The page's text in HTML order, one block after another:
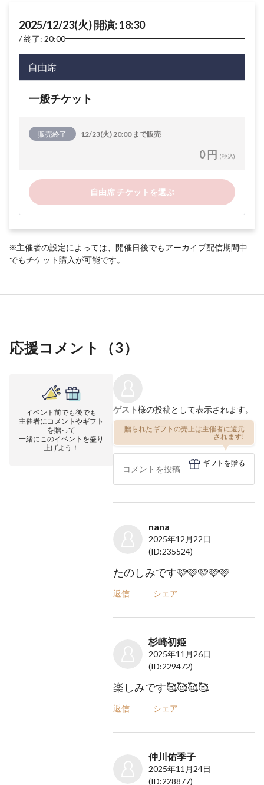
2025/12/23(火) 開演: 18:30
終了: 20:00
自由席
一般チケット
販売終了 12/23(火) 20:00 まで販売
0 円 (税込)
自由席 チケットを選ぶ
※主催者の設定によっては、開催日後でもアーカイブ配信期間中
でもチケット購入が可能です。
応援コメント（3）
イベント前でも後でも
主催者にコメントやギフト
を贈って
一緒にこのイベントを盛り
上げよう！
ゲスト様の投稿として表示されます。
贈られたギフトの売上は主催者に還元
されます!
ギフトを贈る
nana
2025年12月22日
(ID:235524)
たのしみです🩷🩷🩷🩷🩷
返信 シェア
杉崎初姫
2025年11月26日
(ID:229472)
楽しみです🥰🥰🥰🥰
返信 シェア
仲川佑季子
2025年11月24日
(ID:228877)